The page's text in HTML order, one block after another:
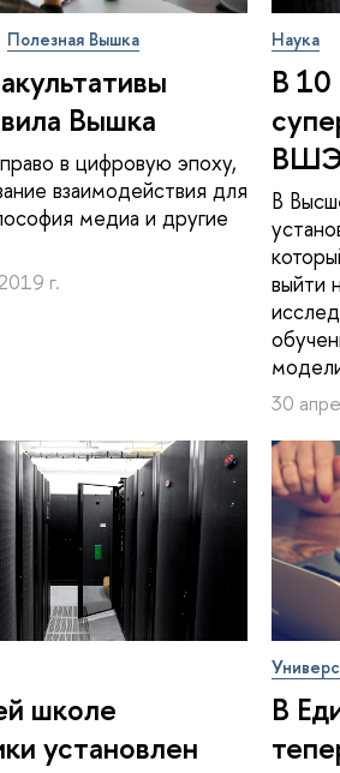
Полезная Вышка
Вышка
в цифровую эпоху,
взаимодействия для
медиа и другие
г.
Наука
В
В
выйти
30
школе
установлен
В